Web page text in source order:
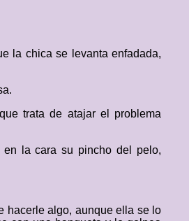
la chica se levanta enfadada,
trata de atajar el problema
en la cara su pincho del pelo,
hacerle algo, aunque ella se lo